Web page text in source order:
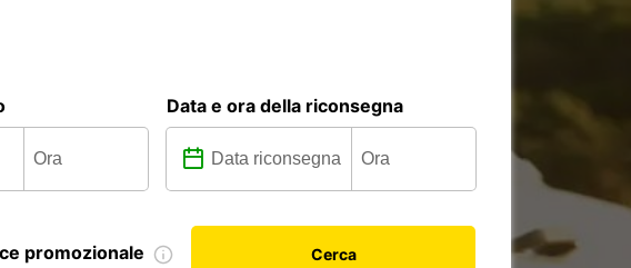
Data e ora della riconsegna
promozionale Cerca